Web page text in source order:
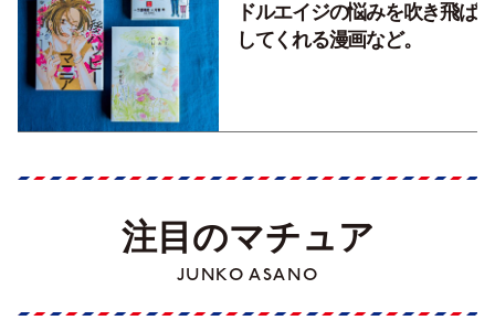
ドルエイジの悩みを吹き飛ば
してくれる漫画など。
注目のマチュア
JUNKO ASANO